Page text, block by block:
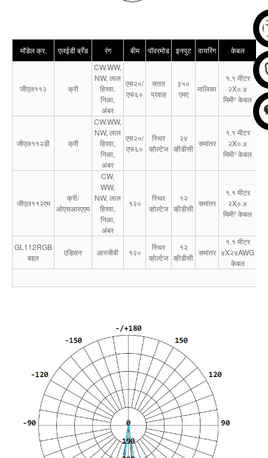
मॉडेल क्र. एलईडी ब्रँड रंग बीम पॉवरमोड इनपुट वायरिंग केबल
जीएल११२ क्री
CW.WW,
NW, लाल
हिरवा.
निळा,
अंबर
एस२०/
एफ६०
सतत
प्रवाह
३५०
एमए
मालिका
१.१ मीटर
२X०.४
मिमी² केबल
जीएल११२डी क्री
CW.WW,
NW, लाल
हिरवा,
निळा,
अंबर
एस२०/
एफ६०
स्थिर
व्होल्टेज
२४
व्हीडीसी
समांतर
१.१ मीटर
२X०.४
मिमी² केबल
जीएल११२एम
क्री/
ओएसआरएएम
CW,
WW,
NW, लाल
हिरवा,
निळा,
अंबर
१२०
स्थिर
व्होल्टेज
१२
व्हीडीसी
समांतर
१.१ मीटर
२X०.४
मिमी² केबल
GL112RGB
बद्दल
एडिसन आरजीबी १२०
स्थिर
व्होल्टेज
१२
व्हीडीसी
समांतर
१.१ मीटर
४X२४AWG
केबल